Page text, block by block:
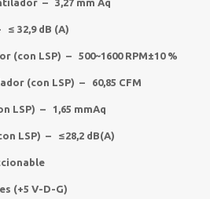
– 3,27 mm Aq
32,9 dB (A)
(con LSP) – 500~1600 RPM±10 %
(con LSP) – 60,85 CFM
LSP) – 1,65 mmAq
LSP) – ≤28,2 dB(A)
(+5 V-D-G)